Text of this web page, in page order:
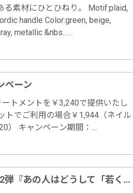
る素材にひとひねり。 Motif:plaid,
handle Color:green, beige,
metallic &nbs……
ペーン
トメントを￥3,240で提供いたし
でご利用の場合￥1,944（ネイル
） キャンペーン期間：
……
弊社の代表八藤の著書第2弾『あの人はどうして「若く見える」のか』が発売されました！